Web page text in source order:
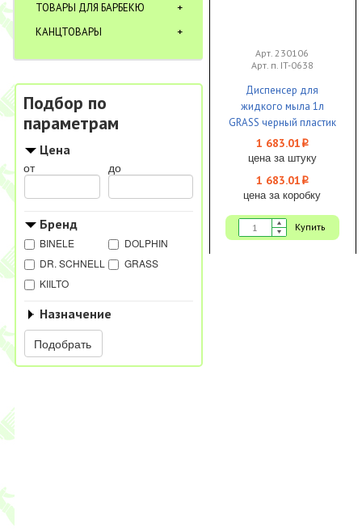
ТОВАРЫ ДЛЯ БАРБЕКЮ
КАНЦТОВАРЫ
Подбор по
параметрам
Цена
от до
Бренд
BINELE
DOLPHIN
DR. SCHNELL
GRASS
KIILTO
Назначение
Подобрать
Арт. 230106
Арт. п. IT-0638
Диспенсер для
жидкого мыла 1л
GRASS черный пластик
1/1
1 683.01 i
цена за штуку
1 683.01 i
цена за коробку
Купить